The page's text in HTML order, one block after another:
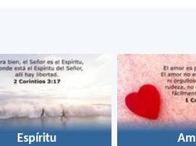
Espíritu